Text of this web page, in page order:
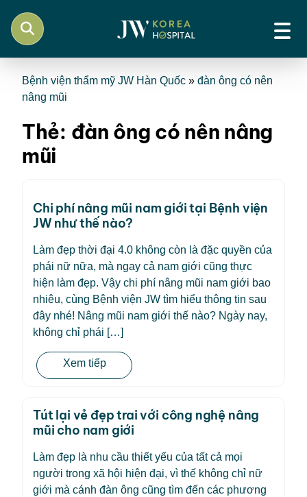
Bệnh viện thẩm mỹ JW Hàn Quốc » đàn ông có nên
nâng mũi
Thẻ: đàn ông có nên nâng
mũi
Chi phí nâng mũi nam giới tại Bệnh viện
JW như thế nào?
Làm đẹp thời đại 4.0 không còn là đặc quyền của
phái nữ nữa, mà ngay cả nam giới cũng thực
hiện làm đẹp. Vậy chi phí nâng mũi nam giới bao
nhiêu, cùng Bệnh viện JW tìm hiểu thông tin sau
đây nhé! Nâng mũi nam giới thế nào? Ngày nay,
không chỉ phái […]
Xem tiếp
Tút lại vẻ đẹp trai với công nghệ nâng
mũi cho nam giới
Làm đẹp là nhu cầu thiết yếu của tất cả mọi
người trong xã hội hiện đại, vì thế không chỉ nữ
giới mà cánh đàn ông cũng tìm đến các phương